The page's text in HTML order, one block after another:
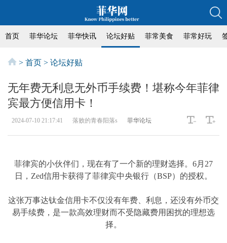
首页 菲华论坛 菲华快讯 论坛好贴 菲常美食 菲常好玩
> 首页 > 论坛好贴
无年费无利息无外币手续费！堪称今年菲律
宾最方便信用卡！
2024-07-10 21:17:41 落败的青春阳落s 菲华论坛
菲律宾的小伙伴们，现在有了一个新的理财选择。6月27
日，Zed信用卡获得了菲律宾中央银行（BSP）的授权。
这张万事达钛金信用卡不仅没有年费、利息，还没有外币交
易手续费，是一款高效理财而不受隐藏费用困扰的理想选
择。